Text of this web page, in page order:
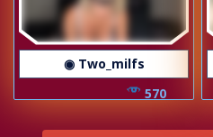
◉ Two_milfs
570